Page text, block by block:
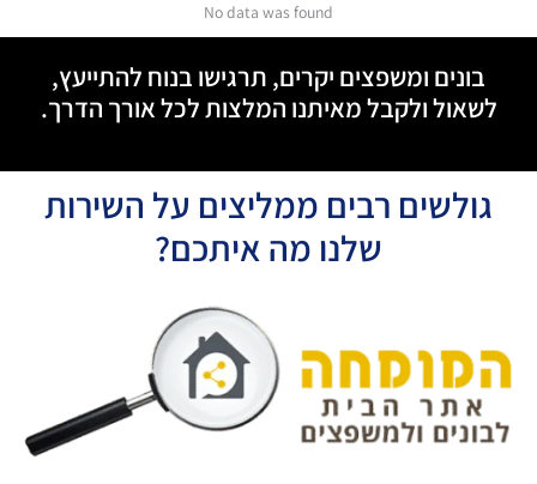
No data was found
בונים ומשפצים יקרים, תרגישו בנוח להתייעץ,
לשאול ולקבל מאיתנו המלצות לכל אורך הדרך.
גולשים רבים ממליצים על השירות
שלנו מה איתכם?